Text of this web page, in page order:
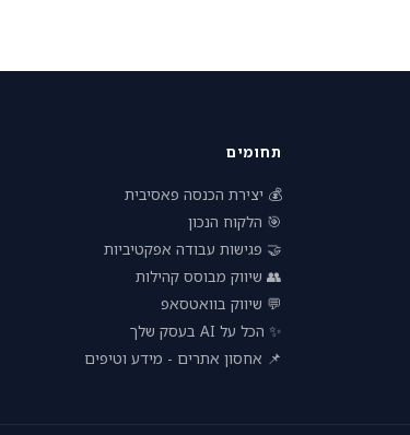
תחומים
💰 יצירת הכנסה פאסיבית
🎯 הלקוח הנכון
🤝 פגישות עבודה אפקטיביות
👥 שיווק מבוסס קהילות
💬 שיווק בוואטסאפ
✨ הכל על AI בעסק שלך
📌 אחסון אתרים - מידע וטיפים